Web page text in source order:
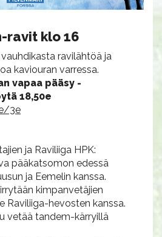
ravit klo 16
ravilähtöä ja
kaviouran varressa.
vapaa pääsy -
18,50e
3e
ja Raviliiga HPK:
pääkatsomon edessä
ja Eemelin kanssa.
kimpanvetäjien
Raviliiga-hevosten kanssa.
vetää tandem-kärryillä